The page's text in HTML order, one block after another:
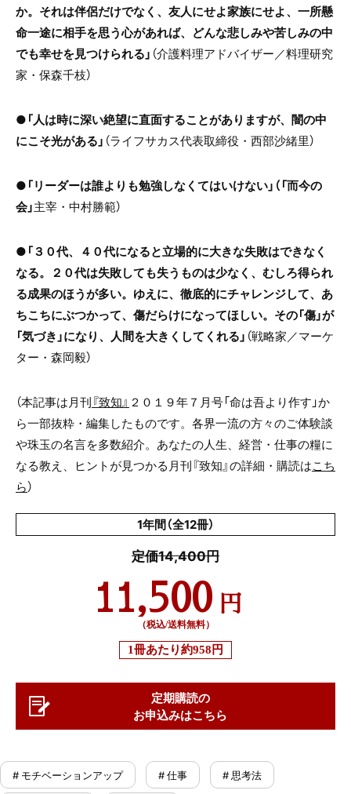
か。それは伴侶だけでなく、友人にせよ家族にせよ、一所懸
命一途に相手を思う心があれば、どんな悲しみや苦しみの中
でも幸せを見つけられる」 （介護料理アドバイザー／料理研究
家・保森千枝）
●「人は時に深い絶望に直面することがありますが、闇の中
にこそ光がある」 （ライフサカス代表取締役・西部沙緒里）
●「リーダーは誰よりも勉強しなくてはいけない」（「而今の
会」主宰・中村勝範）
●「３０代、４０代になると立場的に大きな失敗はできなく
なる。２０代は失敗しても失うものは少なく、むしろ得られ
る成果のほうが多い。ゆえに、徹底的にチャレンジして、あ
ちこちにぶつかって、傷だらけになってほしい。その「傷」が
「気づき」になり、人間を大きくしてくれる」 （戦略家／マーケ
ター・森岡毅）
（本記事は月刊『致知』 ２０１９年７月号「命は吾より作す」か
ら一部抜粋・編集したものです。各界一流の方々のご体験談
や珠玉の名言を多数紹介。あなたの人生、経営・仕事の糧に
なる教え、ヒントが見つかる月刊『致知』の詳細・購読はこち
ら）
1年間（全12冊）
定価14,400円
11,500 円
（税込/送料無料）
1冊あたり約958円
定期購読の
お申込みはこちら
# モチベーションアップ # 仕事 # 思考法